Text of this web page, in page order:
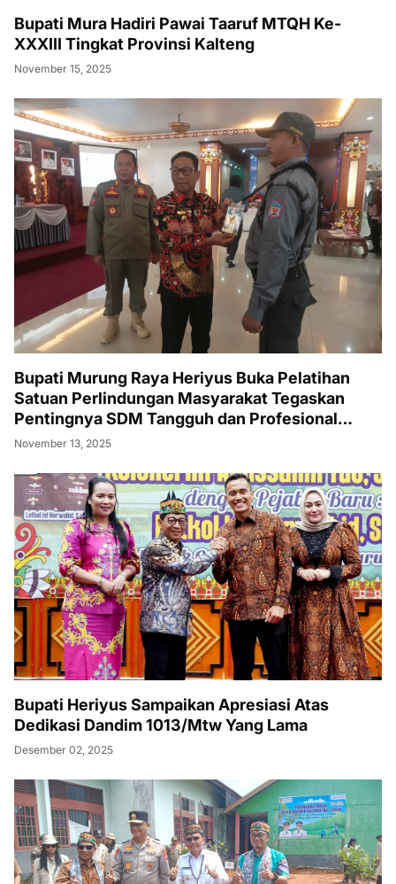
Bupati Mura Hadiri Pawai Taaruf MTQH Ke-
XXXIII Tingkat Provinsi Kalteng
November 15, 2025
Bupati Murung Raya Heriyus Buka Pelatihan
Satuan Perlindungan Masyarakat Tegaskan
Pentingnya SDM Tangguh dan Profesional
Hadapi Tantangan Keamanan Daerah
November 13, 2025
Bupati Heriyus Sampaikan Apresiasi Atas
Dedikasi Dandim 1013/Mtw Yang Lama
Desember 02, 2025